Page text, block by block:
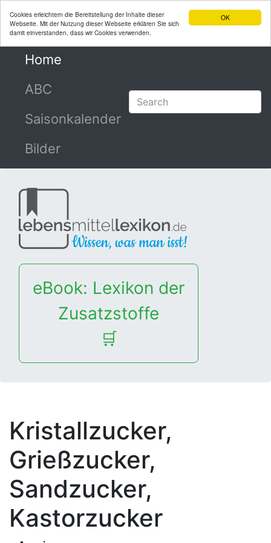
OK
Cookies erleichtern die Bereitstellung der Inhalte dieser
Webseite. Mit der Nutzung dieser Webseite erklären Sie sich
damit einverstanden, dass wir Cookies verwenden.
Home
ABC
Saisonkalender
Bilder
eBook: Lexikon der
Zusatzstoffe
🛒
Kristallzucker,
Grießzucker,
Sandzucker,
Kastorzucker